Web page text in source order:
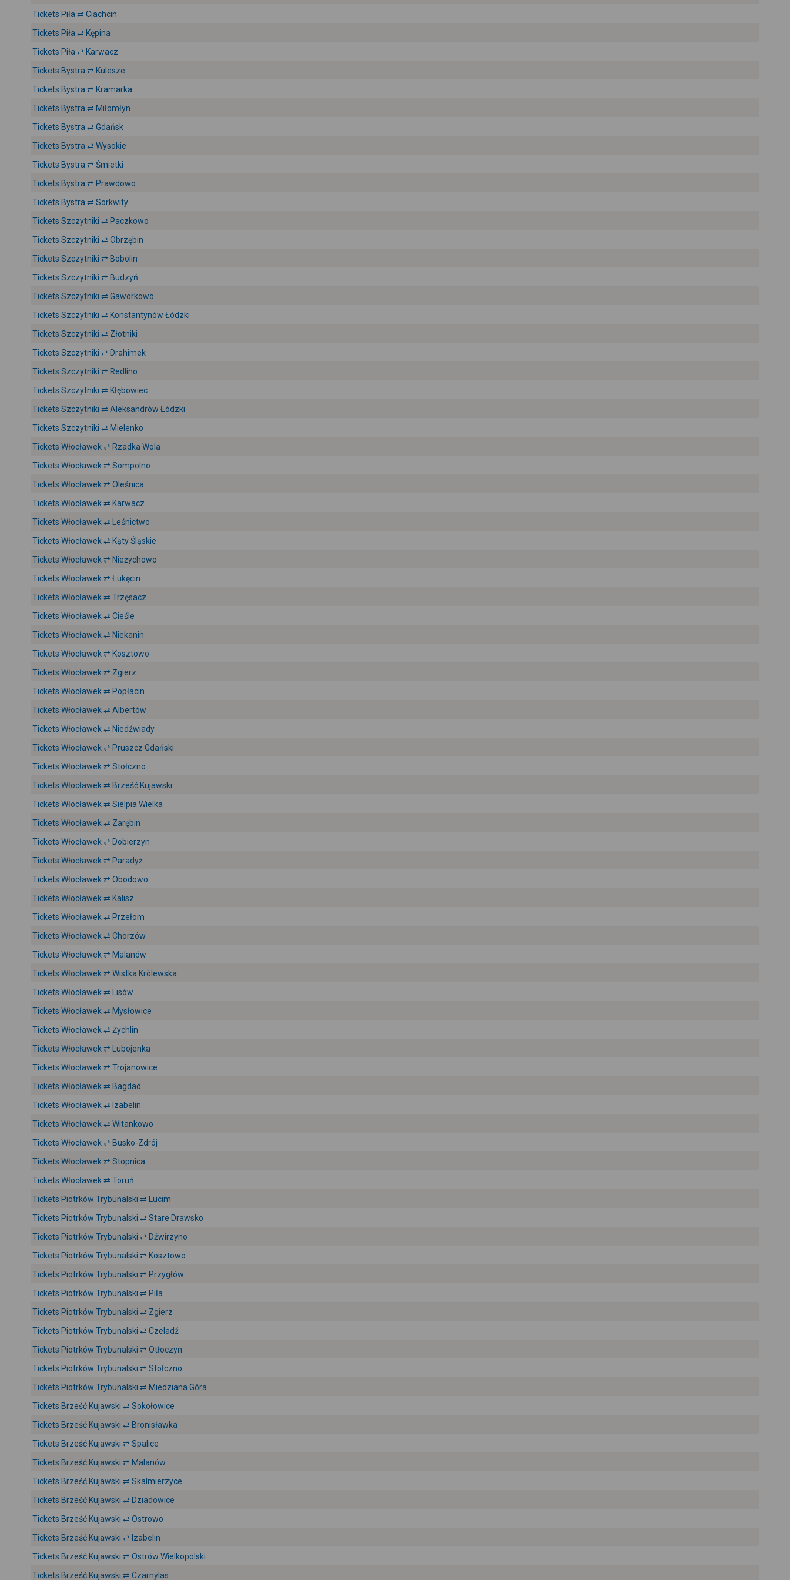
Tickets Piła ⇄ Ciachcin
Tickets Piła ⇄ Kępina
Tickets Piła ⇄ Karwacz
Tickets Bystra ⇄ Kulesze
Tickets Bystra ⇄ Kramarka
Tickets Bystra ⇄ Miłomłyn
Tickets Bystra ⇄ Gdańsk
Tickets Bystra ⇄ Wysokie
Tickets Bystra ⇄ Śmietki
Tickets Bystra ⇄ Prawdowo
Tickets Bystra ⇄ Sorkwity
Tickets Szczytniki ⇄ Paczkowo
Tickets Szczytniki ⇄ Obrzębin
Tickets Szczytniki ⇄ Bobolin
Tickets Szczytniki ⇄ Budzyń
Tickets Szczytniki ⇄ Gaworkowo
Tickets Szczytniki ⇄ Konstantynów Łódzki
Tickets Szczytniki ⇄ Złotniki
Tickets Szczytniki ⇄ Drahimek
Tickets Szczytniki ⇄ Redlino
Tickets Szczytniki ⇄ Kłębowiec
Tickets Szczytniki ⇄ Aleksandrów Łódzki
Tickets Szczytniki ⇄ Mielenko
Tickets Włocławek ⇄ Rzadka Wola
Tickets Włocławek ⇄ Sompolno
Tickets Włocławek ⇄ Oleśnica
Tickets Włocławek ⇄ Karwacz
Tickets Włocławek ⇄ Leśnictwo
Tickets Włocławek ⇄ Kąty Śląskie
Tickets Włocławek ⇄ Nieżychowo
Tickets Włocławek ⇄ Łukęcin
Tickets Włocławek ⇄ Trzęsacz
Tickets Włocławek ⇄ Cieśle
Tickets Włocławek ⇄ Niekanin
Tickets Włocławek ⇄ Kosztowo
Tickets Włocławek ⇄ Zgierz
Tickets Włocławek ⇄ Popłacin
Tickets Włocławek ⇄ Albertów
Tickets Włocławek ⇄ Niedźwiady
Tickets Włocławek ⇄ Pruszcz Gdański
Tickets Włocławek ⇄ Stołczno
Tickets Włocławek ⇄ Brześć Kujawski
Tickets Włocławek ⇄ Sielpia Wielka
Tickets Włocławek ⇄ Zarębin
Tickets Włocławek ⇄ Dobierzyn
Tickets Włocławek ⇄ Paradyż
Tickets Włocławek ⇄ Obodowo
Tickets Włocławek ⇄ Kalisz
Tickets Włocławek ⇄ Przełom
Tickets Włocławek ⇄ Chorzów
Tickets Włocławek ⇄ Malanów
Tickets Włocławek ⇄ Wistka Królewska
Tickets Włocławek ⇄ Lisów
Tickets Włocławek ⇄ Mysłowice
Tickets Włocławek ⇄ Żychlin
Tickets Włocławek ⇄ Lubojenka
Tickets Włocławek ⇄ Trojanowice
Tickets Włocławek ⇄ Bagdad
Tickets Włocławek ⇄ Izabelin
Tickets Włocławek ⇄ Witankowo
Tickets Włocławek ⇄ Busko-Zdrój
Tickets Włocławek ⇄ Stopnica
Tickets Włocławek ⇄ Toruń
Tickets Piotrków Trybunalski ⇄ Lucim
Tickets Piotrków Trybunalski ⇄ Stare Drawsko
Tickets Piotrków Trybunalski ⇄ Dźwirzyno
Tickets Piotrków Trybunalski ⇄ Kosztowo
Tickets Piotrków Trybunalski ⇄ Przygłów
Tickets Piotrków Trybunalski ⇄ Piła
Tickets Piotrków Trybunalski ⇄ Zgierz
Tickets Piotrków Trybunalski ⇄ Czeladź
Tickets Piotrków Trybunalski ⇄ Otłoczyn
Tickets Piotrków Trybunalski ⇄ Stołczno
Tickets Piotrków Trybunalski ⇄ Miedziana Góra
Tickets Brześć Kujawski ⇄ Sokołowice
Tickets Brześć Kujawski ⇄ Bronisławka
Tickets Brześć Kujawski ⇄ Spalice
Tickets Brześć Kujawski ⇄ Malanów
Tickets Brześć Kujawski ⇄ Skalmierzyce
Tickets Brześć Kujawski ⇄ Dziadowice
Tickets Brześć Kujawski ⇄ Ostrowo
Tickets Brześć Kujawski ⇄ Izabelin
Tickets Brześć Kujawski ⇄ Ostrów Wielkopolski
Tickets Brześć Kujawski ⇄ Czarnylas